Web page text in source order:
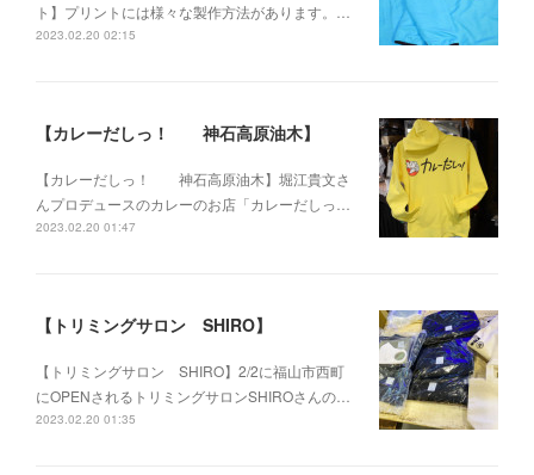
ト】プリントには様々な製作方法があります。…
2023.02.20 02:15
【カレーだしっ！ 神石高原油木】
【カレーだしっ！ 神石高原油木】堀江貴文さ
んプロデュースのカレーのお店「カレーだしっ…
2023.02.20 01:47
【トリミングサロン SHIRO】
【トリミングサロン SHIRO】2/2に福山市西町
にOPENされるトリミングサロンSHIROさんの…
2023.02.20 01:35